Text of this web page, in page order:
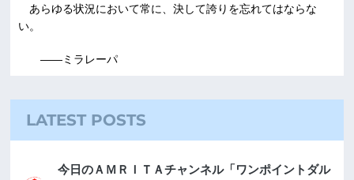
あらゆる状況において常に、決して誇りを忘れてはならな
い。
――ミラレーパ
LATEST POSTS
今日のＡＭＲＩＴＡチャンネル「ワンポイントダル